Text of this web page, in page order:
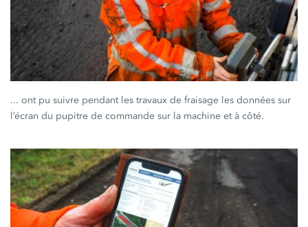
... ont pu suivre pendant les travaux de fraisage les données sur
l’écran du pupitre de commande sur la machine et à côté.